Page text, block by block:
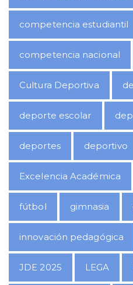
competencia estudiantil
competencia nacional
Cultura Deportiva
deporte escolar
deportes deportivo
Excelencia Académica
fútbol gimnasia
innovación pedagógica
JDE 2025 LEGA